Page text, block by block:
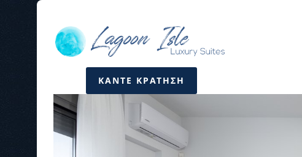
ΚΑΝΤΕ ΚΡΑΤΗΣΗ